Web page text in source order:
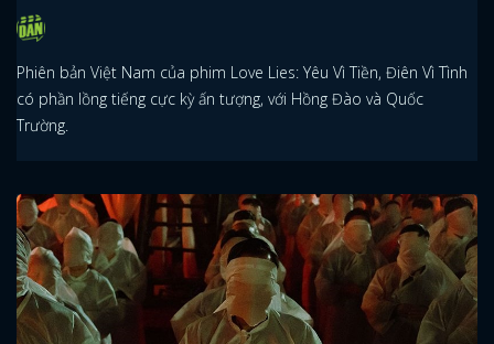
Phiên bản Việt Nam của phim Love Lies: Yêu Vì Tiền, Điên Vì Tình
có phần lồng tiếng cực kỳ ấn tượng, với Hồng Đào và Quốc
Trường.